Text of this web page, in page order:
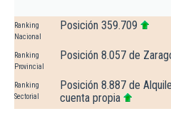
Ranking
Nacional
Posición 359.709
Ranking
Provincial
Posición 8.057 de
Ranking
Sectorial
Posición 8.887 de
cuenta propia